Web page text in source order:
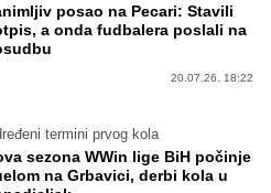
posao na Pecari: Stavili
a onda fudbalera poslali na
20.07.26. 18:22
termini prvog kola
sezona WWin lige BiH počinje
na Grbavici, derbi kola u